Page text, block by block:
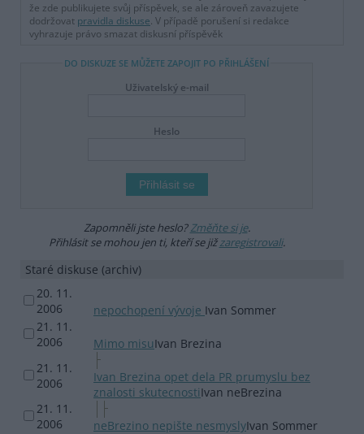
že zde publikujete svůj příspěvek, se ale zároveň zavazujete
dodržovat pravidla diskuse. V případě porušení si redakce
vyhrazuje právo smazat diskusní příspěvěk
DO DISKUZE SE MŮŽETE ZAPOJIT PO PŘIHLÁŠENÍ
Uživatelský e-mail
Heslo
Zapomněli jste heslo?Změňte si je.
Přihlásit se mohou jen ti, kteří se jižzaregistrovali.
Staré diskuse (archiv)
20. 11.
2006
nepochopení vývoje Ivan Sommer
21. 11.
2006
Mimo misuIvan Brezina
21. 11.
2006
Ivan Brezina opet dela PR prumyslu bez
znalosti skutecnostiIvan neBrezina
21. 11.
2006
neBrezino nepište nesmyslyIvan Sommer